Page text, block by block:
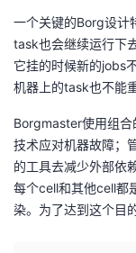
一个关键的Borg设计
task也会继续运行下
它挂的时候新的jobs
机器上的task也不能
Borgmaster使用组
技术应对机器故障；
的工具去减少外部依
每个cell和其他cell都
染。为了达到这个目